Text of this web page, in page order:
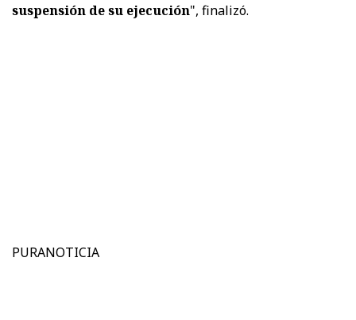
suspensión de su ejecución", finalizó.
PURANOTICIA